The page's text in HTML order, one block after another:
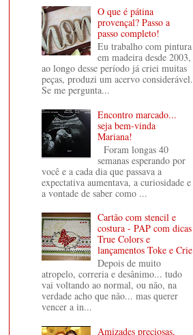
O que é pátina
provençal? Passo a
passo completo!
Eu trabalho com pintura
em madeira desde 2003,
ao longo desse período já criei muitas
peças, produzi um acervo considerável.
Se me pergunta...
Encontro marcado...
seja bem-vinda
Mariana!
Foram longas 40
semanas esperando por
você e a cada dia que passava a
expectativa aumentava, a curiosidade e
a vontade de saber como ...
Cartão com stencil e
costura - PAP com dicas
True Colors e
lançamentos Toke e Crie
Depois de muito
atropelo, correria e desânimo... tudo
vai voltando ao normal, ou não, na
verdade acho que não... mas querer
vencer a in...
Amizades preciosas,